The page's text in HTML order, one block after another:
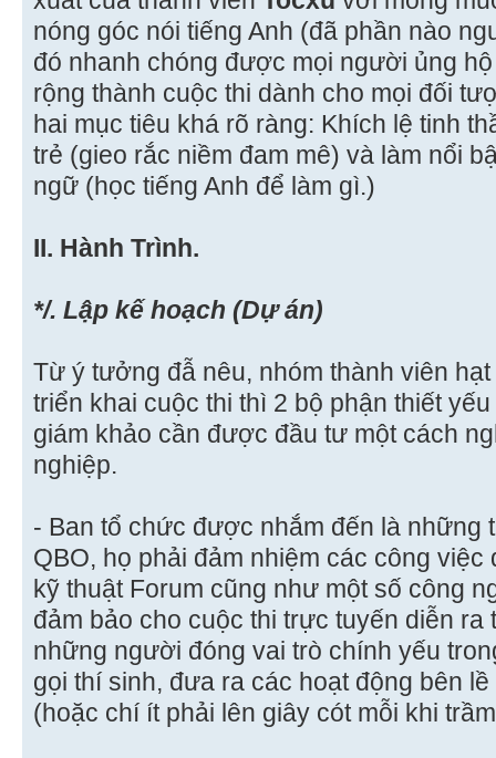
nóng góc nói tiếng Anh (đã phần nào
đó nhanh chóng được mọi người ủng
rộng thành cuộc thi dành cho mọi đối
hai mục tiêu khá rõ ràng: Khích lệ tinh
trẻ (gieo rắc niềm đam mê) và làm nổi
ngữ (học tiếng Anh để làm gì.)
II. Hành Trình.
*/. Lập kế hoạch (Dự án)
Từ ý tưởng đẫ nêu, nhóm thành viên
triển khai cuộc thi thì 2 bộ phận thiết
giám khảo cần được đầu tư một cách
nghiệp.
- Ban tổ chức được nhắm đến là những
QBO, họ phải đảm nhiệm các công
kỹ thuật Forum cũng như một số công
đảm bảo cho cuộc thi trực tuyến diễn ra
những người đóng vai trò chính yếu
gọi thí sinh, đưa ra các hoạt động bên
(hoặc chí ít phải lên giây cót mỗi khi